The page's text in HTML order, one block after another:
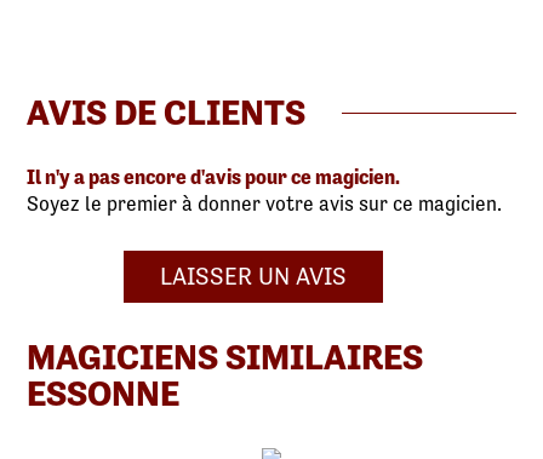
AVIS DE CLIENTS
Il n'y a pas encore d'avis pour ce magicien.
Soyez le premier à donner votre avis sur ce magicien.
LAISSER UN AVIS
MAGICIENS SIMILAIRES
ESSONNE